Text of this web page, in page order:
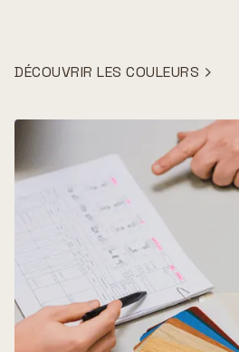
DÉCOUVRIR LES COULEURS